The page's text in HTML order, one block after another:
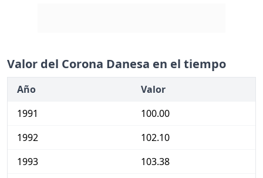
Valor del Corona Danesa en el tiempo
Año
Valor
1991
100.00
1992
102.10
1993
103.38